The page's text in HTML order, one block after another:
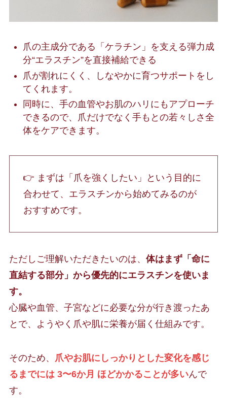
爪の主成分である「ケラチン」を支える弾力成
分“エラスチン”を直接補給できる
爪が割れにくく、しなやかに育つサポートをし
てくれます。
同時に、手の血管やお肌のハリにもアプローチ
できるので、爪だけでなく手もとの若々しさ全
体をケアできます。
👉 まずは「爪を強くしたい」という目的に
合わせて、エラスチンから始めてみるのが
おすすめです。
ただしご理解いただきたいのは、 体はまず「命に
直結する部分」から優先的にエラスチンを使いま
す。
心臓や血管、子宮などに必要な分が行き渡ったあ
とで、ようやく爪や肌に栄養が届く仕組みです。
そのため、 爪やお肌にしっかりとした変化を感じ
るまでには 3〜6か月 ほどかかることが多いんで
す。